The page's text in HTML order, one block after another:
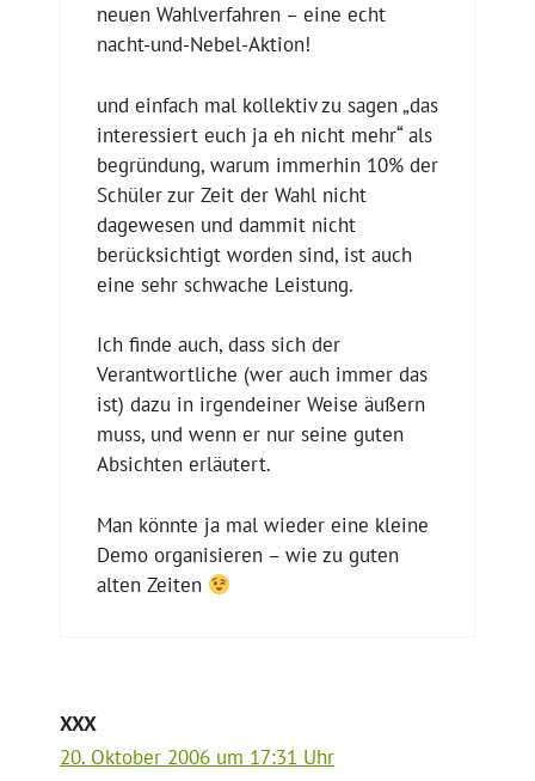
neuen Wahlverfahren – eine echt
nacht-und-Nebel-Aktion!
und einfach mal kollektiv zu sagen „das
interessiert euch ja eh nicht mehr“ als
begründung, warum immerhin 10% der
Schüler zur Zeit der Wahl nicht
dagewesen und dammit nicht
berücksichtigt worden sind, ist auch
eine sehr schwache Leistung.
Ich finde auch, dass sich der
Verantwortliche (wer auch immer das
ist) dazu in irgendeiner Weise äußern
muss, und wenn er nur seine guten
Absichten erläutert.
Man könnte ja mal wieder eine kleine
Demo organisieren – wie zu guten
alten Zeiten
XXX
20. Oktober 2006 um 17:31 Uhr